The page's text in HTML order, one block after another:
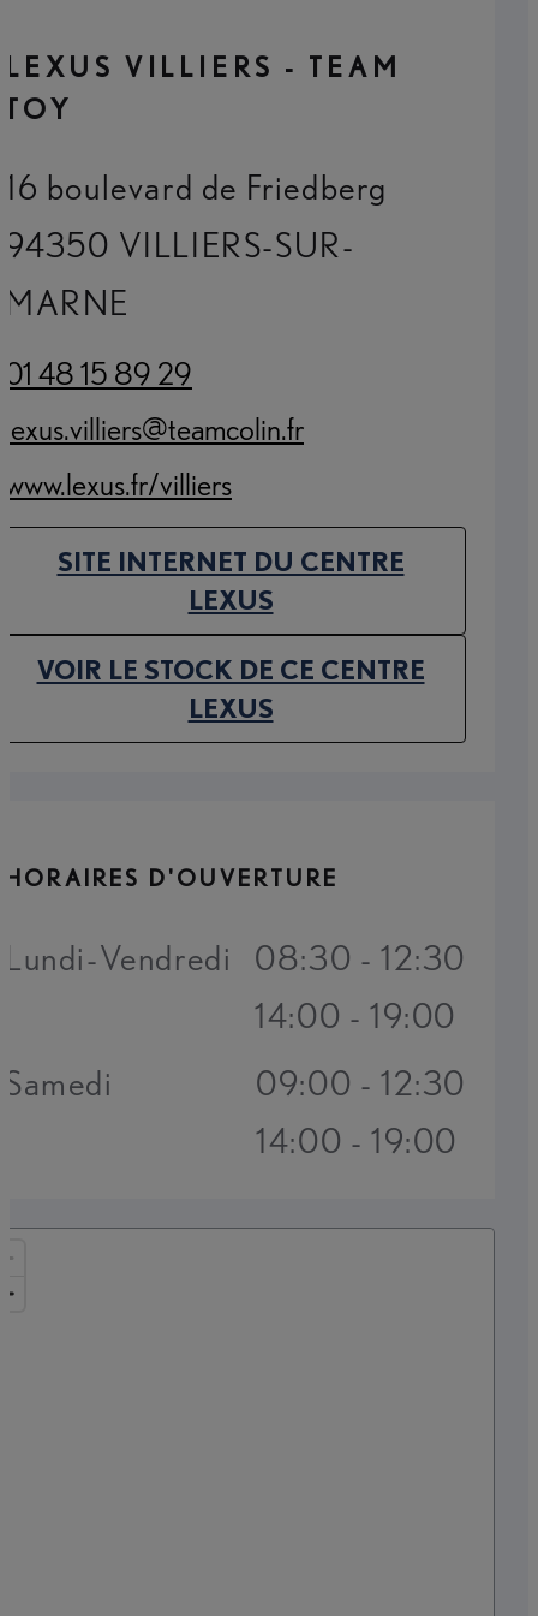
LEXUS VILLIERS - TEAM
TOY
16 boulevard de Friedberg
94350 VILLIERS-SUR-
MARNE
01 48 15 89 29
(Opens in new tab)
lexus.villiers@teamcolin.fr
(Opens in new tab)
www.lexus.fr/villiers
(Opens in new tab)
SITE INTERNET DU CENTRE
LEXUS(OPENS IN NEW TAB)
VOIR LE STOCK DE CE CENTRE
LEXUS(OPENS IN NEW TAB)
HORAIRES D'OUVERTURE
Lundi-Vendredi
08:30 - 12:30
14:00 - 19:00
Samedi
09:00 - 12:30
14:00 - 19:00